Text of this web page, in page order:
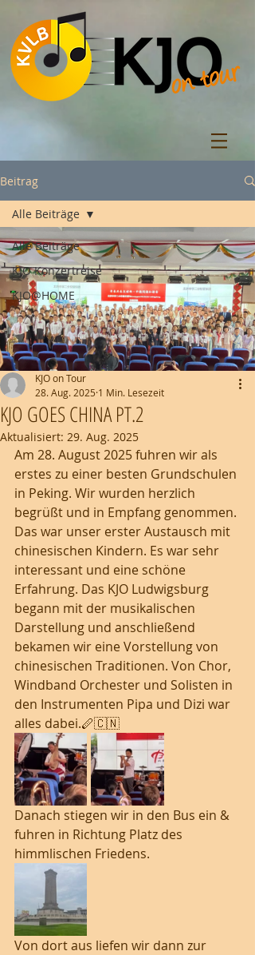
Beitrag
Alle Beiträge
KJO Konzertreise
KJO@HOME
Alle Beiträge
KJO GOES CHINA PT.2
KJO on Tour
28. Aug. 2025 1 Min. Lesezeit
Aktualisiert: 29. Aug. 2025
Am 28. August 2025 fuhren wir als
erstes zu einer besten Grundschulen
in Peking. Wir wurden herzlich
begrüßt und in Empfang genommen.
Das war unser erster Austausch mit
chinesischen Kindern. Es war sehr
interessant und eine schöne
Erfahrung. Das KJO Ludwigsburg
begann mit der musikalischen
Darstellung und anschließend
bekamen wir eine Vorstellung von
chinesischen Traditionen. Von Chor,
Windband Orchester und Solisten in
den Instrumenten Pipa und Dizi war
alles dabei.🪈🇨🇳
Danach stiegen wir in den Bus ein &
fuhren in Richtung Platz des
himmlischen Friedens.
Von dort aus liefen wir dann zur